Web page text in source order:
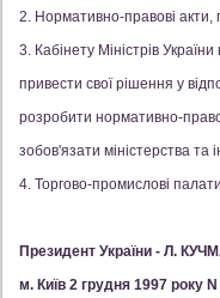
2. Нормативно-правові акти,
3. Кабінету Міністрів
привести свої рішення у
розробити нормативно-
зобов'язати міністерства та
4. Торгово-промислові
Президент України - Л.
м. Київ 2 грудня 1997 року